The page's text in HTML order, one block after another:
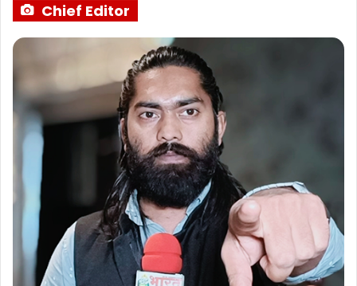
Chief Editor